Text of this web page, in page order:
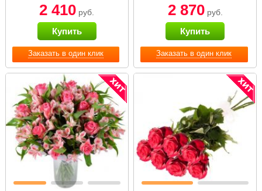
Заказать в один клик
2 410 руб.
Купить
Заказать в один клик
2 870руб.
Купить